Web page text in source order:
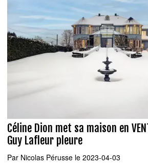
Céline Dion met sa maison en
Guy Lafleur pleure
Par Nicolas Pérusse le 2023-04-03